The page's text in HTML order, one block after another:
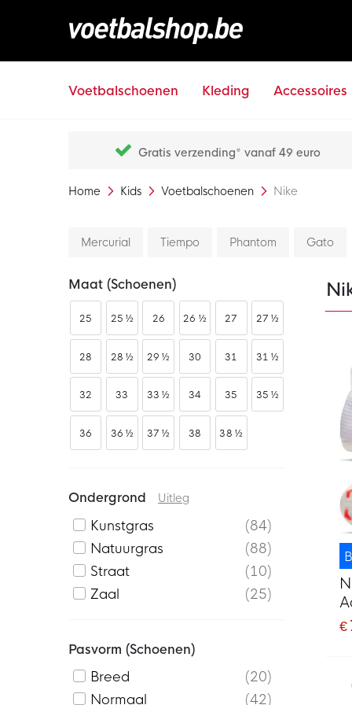
Voetbalschoenen Kleding Accessoires
Gratis verzending* vanaf 49 euro
Home Kids Voetbalschoenen Nike
Mercurial Tiempo Phantom Gato
€
Maat (schoenen)
25 25 ½ 26 26 ½ 27 27 ½
28 28 ½ 29 ½ 30 31 31 ½
32 33 33 ½ 34 35 35 ½
36 36 ½ 37 ½ 38 38 ½
Ondergrond Uitleg
Kunstgras
84
Natuurgras
88
Straat
10
Zaal
25
Pasvorm (schoenen)
Breed
20
Normaal
42